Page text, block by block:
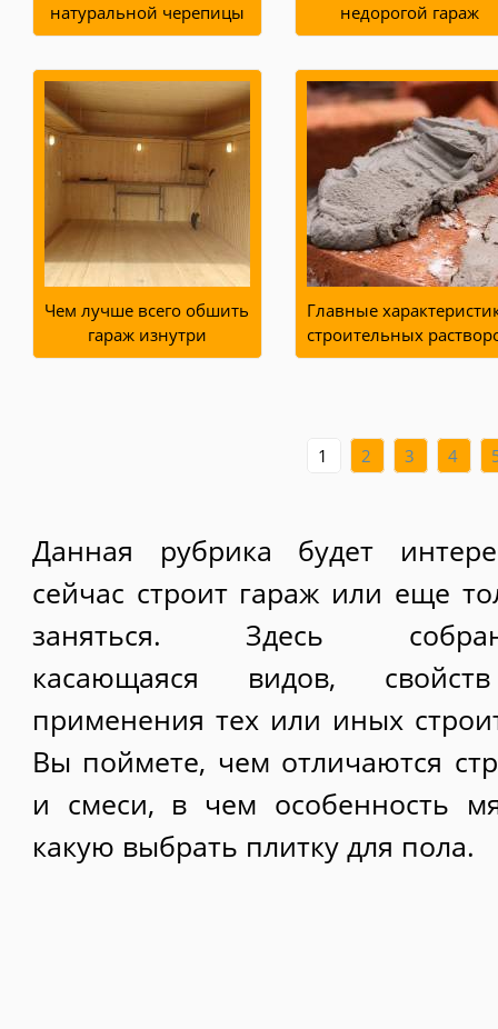
натуральной черепицы
недорогой гараж
Чем лучше всего обшить
гараж изнутри
Главные
строительных
1 2 3 4
Данная рубрика будет
сейчас строит гараж или еще
заняться. Здесь
касающаяся видов,
применения тех или иных
Вы поймете, чем отличаются
и смеси, в чем особенность
какую выбрать плитку для пола.